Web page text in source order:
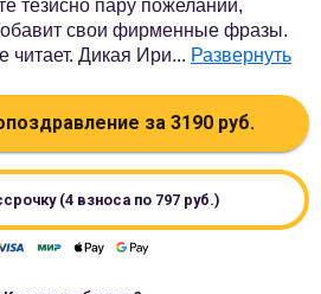
пару пожеланий,
свои фирменные фразы.
читает. Дикая Ири... Развернуть
за 3190 руб.
(4 взноса по 797руб.)